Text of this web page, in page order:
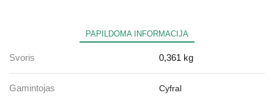
PAPILDOMA INFORMACIJA
Svoris 0,361 kg
Gamintojas Cyfral